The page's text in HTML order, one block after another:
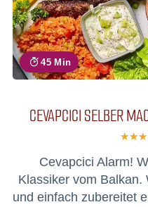
45 Min
CEVAPCICI SELBER
Cevapcici Alarm!
Klassiker vom Balkan.
und einfach zubereitet